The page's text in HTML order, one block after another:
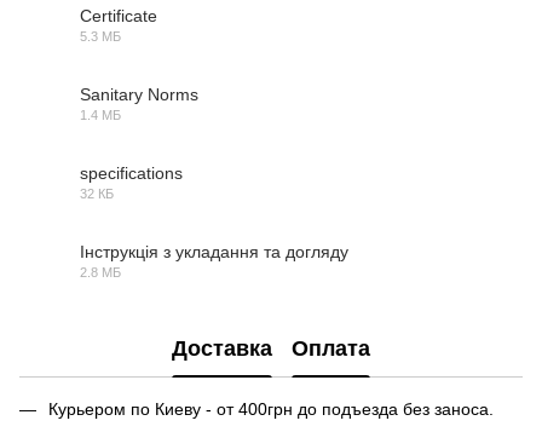
Certificate
5.3 МБ
Sanitary Norms
1.4 МБ
specifications
32 КБ
Інструкція з укладання та догляду
2.8 МБ
Доставка Оплата
Курьером по Киеву - от 400грн до подъезда без заноса.